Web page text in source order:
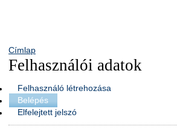
Címlap
Felhasználói adatok
Felhasználó létrehozása
Belépés
Elfelejtett jelszó